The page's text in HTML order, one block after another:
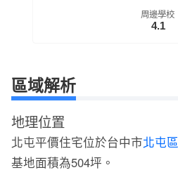
周邊學校
4.1
區域解析
地理位置
北屯平價住宅位於台中市北屯區
基地面積為504坪。